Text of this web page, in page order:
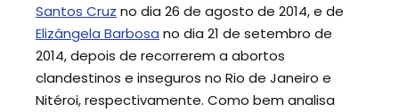
Santos Cruz no dia 26 de agosto de 2014, e de
Elizângela Barbosa no dia 21 de setembro de
2014, depois de recorrerem a abortos
clandestinos e inseguros no Rio de Janeiro e
Nitéroi, respectivamente. Como bem analisa